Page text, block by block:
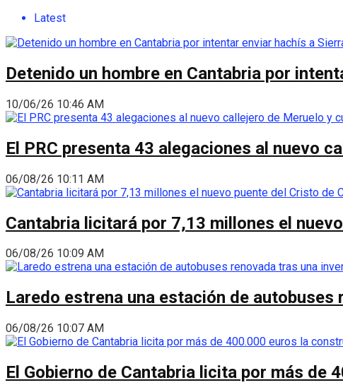
Latest
Detenido un hombre en Cantabria por
10/06/26 10:46 AM
El PRC presenta 43 alegaciones al nuevo
06/08/26 10:11 AM
Cantabria licitará por 7,13 millones el
06/08/26 10:09 AM
Laredo estrena una estación de
06/08/26 10:07 AM
El Gobierno de Cantabria licita por más de